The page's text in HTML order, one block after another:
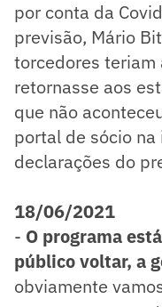
por conta da
previsão, Mário
torcedores teriam
retornasse aos
que não
portal de sócio na
declarações do
18/06/2021
- O programa
público voltar, a
obviamente